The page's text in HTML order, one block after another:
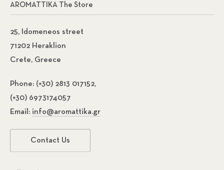
AROMATTIKA The Store
25, Idomeneos street
71202 Heraklion
Crete, Greece
Phone: (+30) 2813 017152,
(+30) 6973174057
Email: info@aromattika.gr
Contact Us